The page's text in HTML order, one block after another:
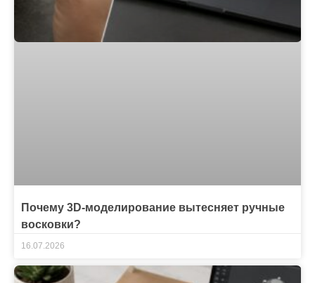
Почему 3D-моделирование вытесняет ручные
восковки?
16.07.2026